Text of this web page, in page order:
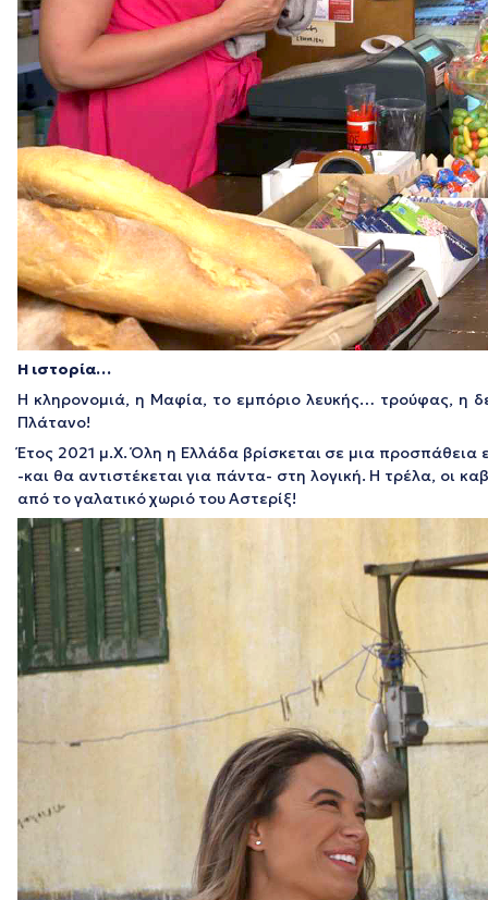
Η ιστορία…
Η κληρονομιά, η Μαφία, το εμπόριο λευκής… τρούφας, η
Πλάτανο!
Έτος 2021 μ.Χ. Όλη η Ελλάδα βρίσκεται σε μια
-και θα αντιστέκεται για πάντα- στη λογική. Η τρέλα, οι
από το γαλατικό χωριό του Αστερίξ!